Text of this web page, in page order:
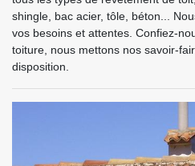
shingle, bac acier, tôle, béton...
vos besoins et attentes. Confiez-
toiture, nous mettons nos savoir-
disposition.